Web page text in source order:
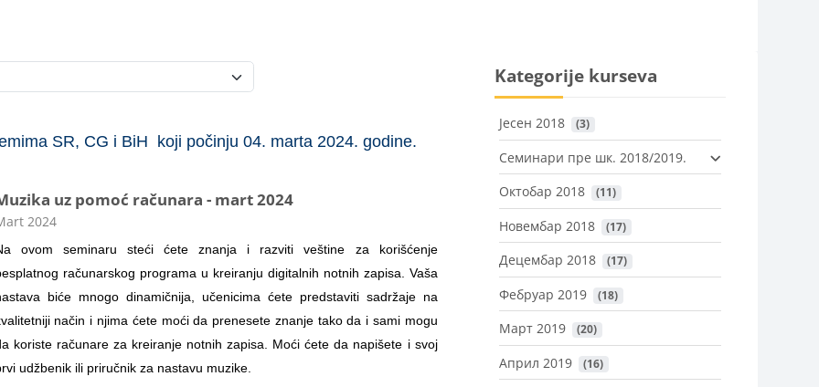
SR, CG i BiH koji počinju 04. marta 2024. godine.
uz pomoć računara - mart 2024
kursa
2024
ovom seminaru steći ćete znanja i razviti veštine za korišćenje
računarskog programa u kreiranju digitalnih notnih zapisa. Vaša
biće mnogo dinamičnija, učenicima ćete predstaviti sadržaje na
način i njima ćete moći da prenesete znanje tako da i sami mogu
koriste računare za kreiranje notnih zapisa. Moći ćete da napišete i svoj
udžbenik ili priručnik za nastavu muzike.
Kategorije kurseva
Јесен 2018 (3)
Семинари пре шк. 2018/2019.
Октобар 2018
(11)
Новембар 2018 (17)
Децембар 2018 (17)
Фебруар 2019 (18)
Март 2019 (20)
Април 2019 (16)